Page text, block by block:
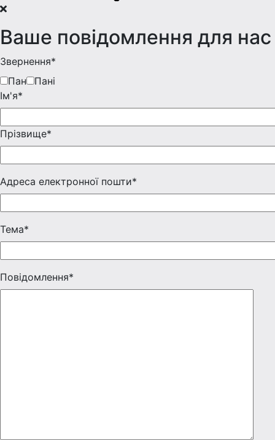
Ваше повідомлення для нас
Звернення*
Пан
Пані
Iм'я*
Прізвище*
Адреса електронної пошти*
Тема*
Повідомлення*